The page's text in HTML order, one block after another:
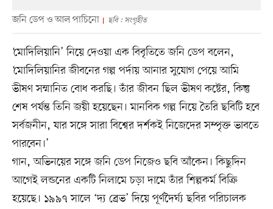
জনি ডেপ ও আল পাচিনো ছবি : সংগৃহীত
‘মোদিলিয়ানি’ নিয়ে দেওয়া এক বিবৃতিতে জনি ডেপ বলেন,
‘মোদিলিয়ানির জীবনের গল্প পর্দায় আনার সুযোগ পেয়ে আমি
ভীষণ সম্মানিত বোধ করছি। তাঁর জীবন ছিল ভীষণ কষ্টের, কিন্তু
শেষ পর্যন্ত তিনি জয়ী হয়েছেন। মানবিক গল্প নিয়ে তৈরি ছবিটি হবে
সর্বজনীন, যার সঙ্গে সারা বিশ্বের দর্শকই নিজেদের সম্পৃক্ত ভাবতে
পারবেন।’
গান, অভিনয়ের সঙ্গে জনি ডেপ নিজেও ছবি আঁকেন। কিছুদিন
আগেই লন্ডনের একটি নিলামে চড়া দামে তাঁর শিল্পকর্ম বিক্রি
হয়েছে। ১৯৯৭ সালে ‘দ্য ব্রেভ’ দিয়ে পূর্ণদৈর্ঘ্য ছবির পরিচালক